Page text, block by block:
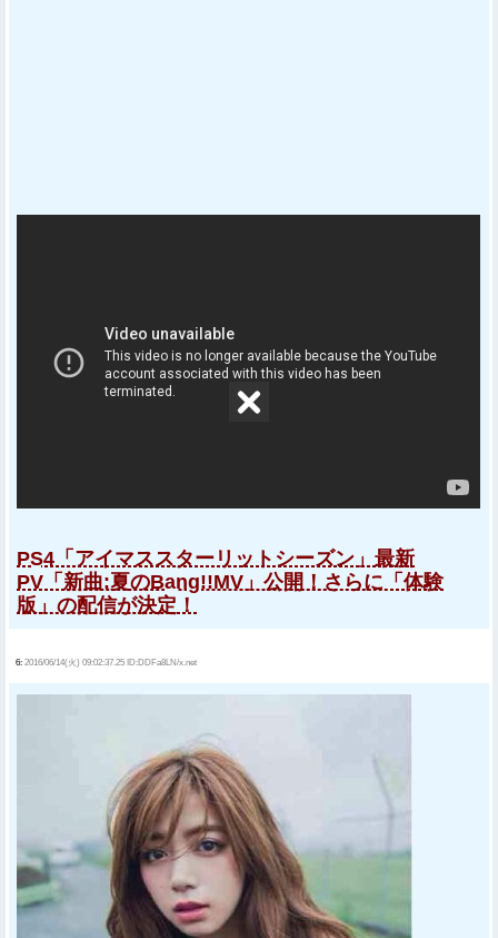
PS4「アイマススターリットシーズン」最新
PV「新曲:夏のBang!!MV」公開！さらに「体験
版」の配信が決定！
6: 2016/06/14(火) 09:02:37.25 ID:DDFa8LN/x.net